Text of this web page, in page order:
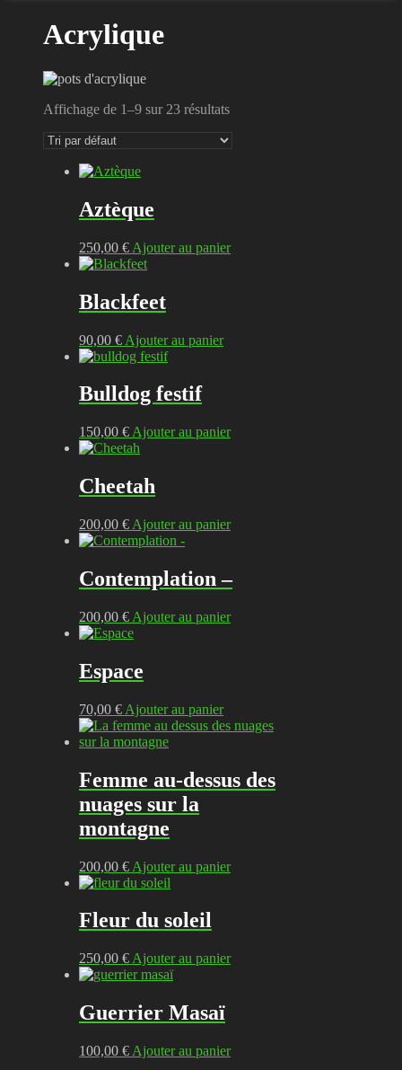
Acrylique
Affichage de 1–9 sur 23 résultats
Aztèque
250,00 € Ajouter au panier
Blackfeet
90,00 € Ajouter au panier
Bulldog festif
150,00 € Ajouter au panier
Cheetah
200,00 € Ajouter au panier
Contemplation –
200,00 € Ajouter au panier
Espace
70,00 € Ajouter au panier
Femme au-dessus des
nuages sur la
montagne
200,00 € Ajouter au panier
Fleur du soleil
250,00 € Ajouter au panier
Guerrier Masaï
100,00 € Ajouter au panier